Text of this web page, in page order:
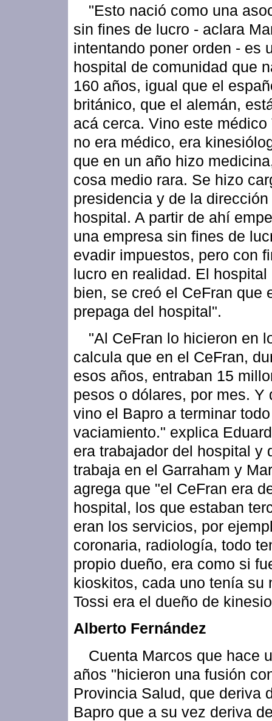
"Esto nació como una
sin fines de lucro - aclara
intentando poner orden - es
hospital de comunidad que
160 años, igual que el
británico, que el alemán,
acá cerca. Vino este médico
no era médico, era
que en un año hizo
cosa medio rara. Se hizo
presidencia y de la dirección
hospital. A partir de ahí
una empresa sin fines de
evadir impuestos, pero con
lucro en realidad. El hospital
bien, se creó el CeFran que
prepaga del hospital".
"Al CeFran lo hicieron en
calcula que en el CeFran,
esos años, entraban 15
pesos o dólares, por mes. Y
vino el Bapro a terminar
vaciamiento." explica
era trabajador del hospital y
trabaja en el Garraham y
agrega que "el CeFran era
hospital, los que estaban
eran los servicios, por
coronaria, radiología, todo
propio dueño, era como si
kioskitos, cada uno tenía su
Tossi era el dueño de
Alberto Fernández
Cuenta Marcos que hace
años "hicieron una fusión
Provincia Salud, que deriva
Bapro que a su vez deriva